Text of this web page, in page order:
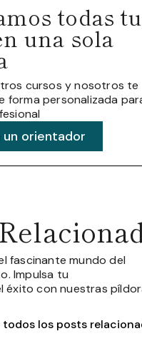
todas
una sola
cursos y nosotros te
forma personalizada
un orientador
fascinante mundo del
Impulsa tu
éxito con nuestras
todos los posts